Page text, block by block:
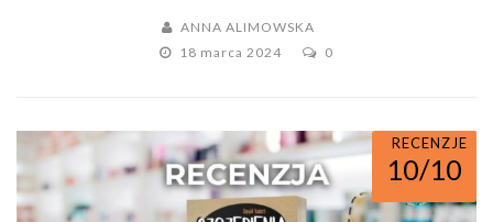
ANNA ALIMOWSKA
18 marca 2024
0
RECENZJE
10/10